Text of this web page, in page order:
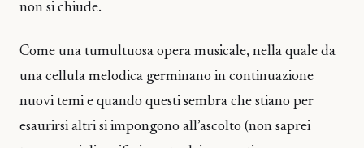
non si chiude.
Come una tumultuosa opera musicale, nella quale da
una cellula melodica germinano in continuazione
nuovi temi e quando questi sembra che stiano per
esaurirsi altri si impongono all’ascolto (non saprei